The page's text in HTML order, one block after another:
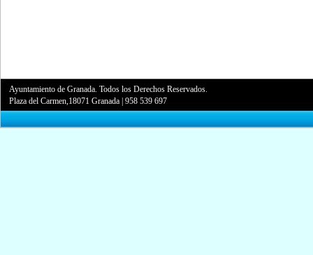
Ayuntamiento de Granada. Todos los Derechos Reservados.
Plaza del Carmen,18071 Granada |958 539 697